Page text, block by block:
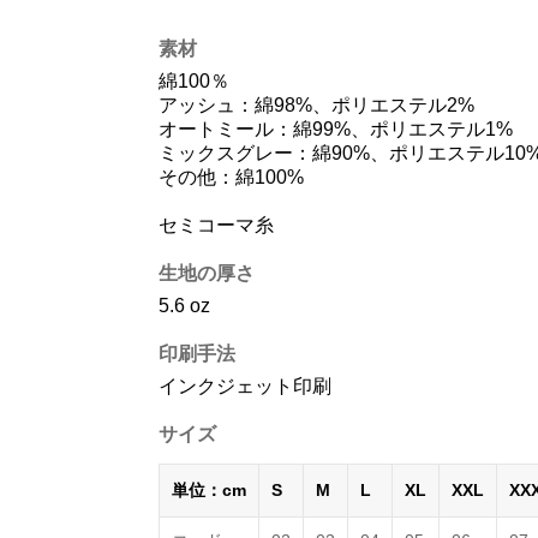
素材
綿100％
アッシュ：綿98%、ポリエステル2%
オートミール：綿99%、ポリエステル1%
ミックスグレー：綿90%、ポリエステル
その他：綿100%
セミコーマ糸
生地の厚さ
5.6 oz
印刷手法
インクジェット印刷
サイズ
単位：cm S M L XL XXL